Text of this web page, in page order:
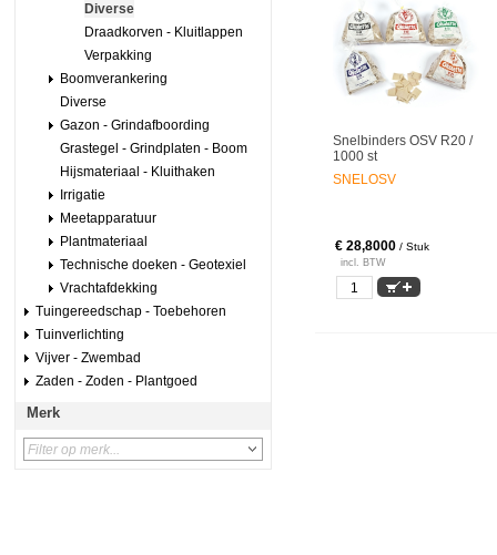
Diverse
Draadkorven - Kluitlappen
Verpakking
Boomverankering
Diverse
Gazon - Grindafboording
Grastegel - Grindplaten - Boom
Hijsmateriaal - Kluithaken
Irrigatie
Meetapparatuur
Plantmateriaal
Technische doeken - Geotexiel
Vrachtafdekking
Tuingereedschap - Toebehoren
Tuinverlichting
Vijver - Zwembad
Zaden - Zoden - Plantgoed
Merk
Snelbinders OSV R20 /
1000 st
SNELOSV
€ 28,8000 / Stuk
incl. BTW